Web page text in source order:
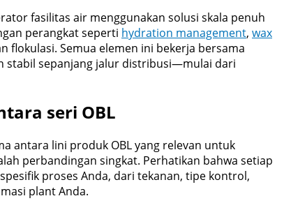
fasilitas air menggunakan solusi skala penuh
perangkat seperti hydration management, wax
flokulasi. Semua elemen ini bekerja bersama
stabil sepanjang jalur distribusi—mulai dari
seri OBL
antara lini produk OBL yang relevan untuk
perbandingan singkat. Perhatikan bahwa setiap
proses Anda, dari tekanan, tipe kontrol,
plant Anda.